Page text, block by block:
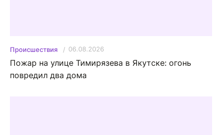
Происшествия 06.08.2026
Пожар на улице Тимирязева в Якутске: огонь
повредил два дома